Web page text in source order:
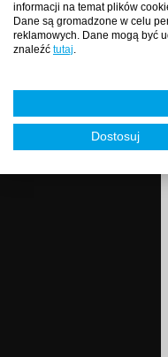
informacji na temat plików
Dane są gromadzone w celu
reklamowych. Dane mogą być
znaleźć tutaj.
Dostosuj